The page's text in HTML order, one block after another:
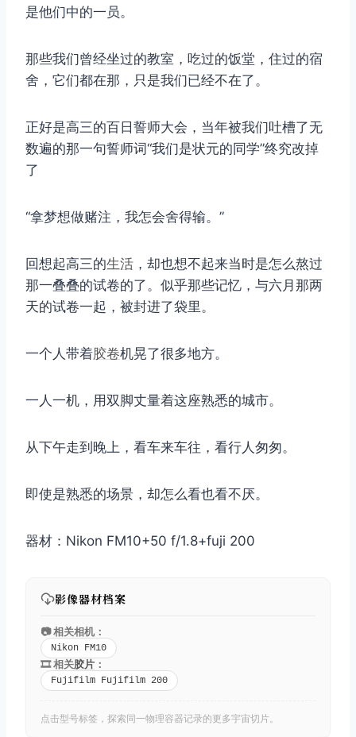
是他们中的一员。
那些我们曾经坐过的教室，吃过的饭堂，住过的宿
舍，它们都在那，只是我们已经不在了。
正好是高三的百日誓师大会，当年被我们吐槽了无
数遍的那一句誓师词“我们是状元的同学”终究改掉
了
“拿梦想做赌注，我怎会舍得输。”
回想起高三的生活 ，却也想不起来当时是怎么熬过
那一叠叠的试卷的了。似乎那些记忆，与六月那两
天的试卷一起，被封进了袋里。
一个人带着胶卷机晃了很多地方。
一人一机，用双脚丈量着这座熟悉的城市。
从下午走到晚上，看车来车往，看行人匆匆。
即使是熟悉的场景，却怎么看也看不厌。
器材：Nikon FM10+50 f/1.8+fuji 200
影像器材档案
📷 相关相机：
Nikon FM10
🎞️ 相关胶片 ：
Fujifilm Fujifilm 200
点击型号标签，探索同一物理容器记录的更多宇宙切片。